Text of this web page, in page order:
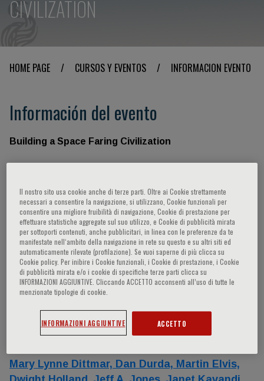
CIVILIZATION
HOME PAGE / CURSOS Y EVENTOS / INFORMACION EVENTO
Información del evento
Building a Space Faring Civilization
in Civilian Spaceflight
13th - 15th September| Sala della Scherma Fortezza
da Basso, Firenze
Oradores
J. Legato Marianne,Casini Alessandro,
Johnston Sebastain,Legato Marianne J.,
Mary Lynne Dittmar, Dan Durda, Martin Elvis,
Il nostro sito usa cookie anche di terze parti. Oltre ai Cookie strettamente
necessari a consentire la navigazione, si utilizzano, Cookie funzionali per
consentire una migliore fruibilità di navigazione, Cookie di prestazione per
effettuare statistiche aggregate sul suo utilizzo, e Cookie di pubblicità mirata
per sottoporti contenuti, anche pubblicitari, in linea con le preferenze da te
manifestate nell‘ambito della navigazione in rete su questo e su altri siti ed
automaticamente rilevate (profilazione). Se vuoi saperne di più clicca su
Cookie policy. Per inibire i Cookie funzionali, i Cookie di prestazione, i Cookie
di pubblicità mirata e/o i cookie di specifiche terze parti clicca su
INFORMAZIONI AGGIUNTIVE. Cliccando ACCETTO acconsenti all’uso di tutte le
menzionate tipologie di cookie.
INFORMAZIONI AGGIUNTIVE ACCETTO